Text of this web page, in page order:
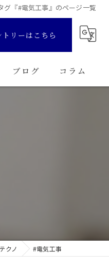
グ『#電気工事』のページ一覧
トリーはこちら
ブログ コラム
クノ #電気工事